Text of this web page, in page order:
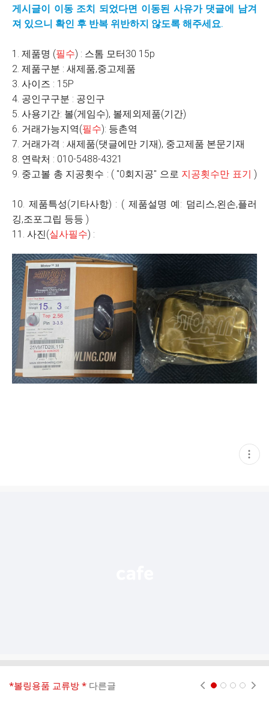
게시글이 이동 조치 되었다면 이동된 사유가 댓글에 남겨
져 있으니 확인 후 반복 위반하지 않도록 해주세요.
1. 제품명 (필수) : 스톰 모터30 15p
2. 제품구분 : 새제품,중고제품
3. 사이즈 : 15P
4. 공인구구분 : 공인구
5. 사용기간: 볼(게임수), 볼제외제품(기간)
6. 거래가능지역(필수): 등촌역
7. 거래가격 : 새제품(댓글에만 기재), 중고제품 본문기재
8. 연락처 : 010-5488-4321
9. 중고볼 총 지공횟수 : ( "0회지공" 으로 지공횟수만 표기 )
10. 제품특성(기타사항) : ( 제품설명 예: 덤리스,왼손,플러
깅,조포그립 등등 )
11. 사진(실사필수) :
현
재
*볼링용품 교류방 * 다른글